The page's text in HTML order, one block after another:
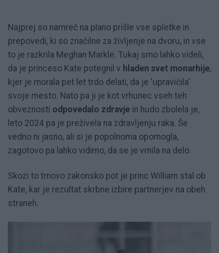
Najprej so namreč na plano prišle vse spletke in
prepovedi, ki so značilne za življenje na dvoru, in vse
to je razkrila Meghan Markle. Tukaj smo lahko videli,
da je princeso Kate potegnil v hladen svet monarhije,
kjer je morala pet let trdo delati, da je 'upravičila'
svoje mesto. Nato pa ji je kot vrhunec vseh teh
obveznosti odpovedalo zdravje in hudo zbolela je,
leto 2024 pa je preživela na zdravljenju raka. Še
vedno ni jasno, ali si je popolnoma opomogla,
zagotovo pa lahko vidimo, da se je vrnila na delo.
Skozi to trnovo zakonsko pot je princ William stal ob
Kate, kar je rezultat skrbne izbire partnerjev na obeh
straneh.